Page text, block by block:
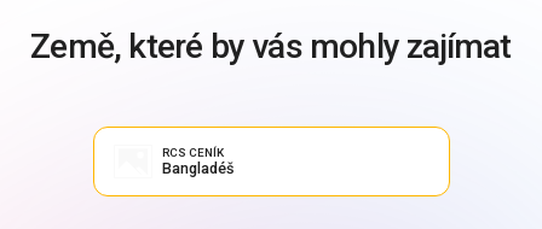
Země, které by vás mohly zajímat
RCS CENÍK
Bangladéš